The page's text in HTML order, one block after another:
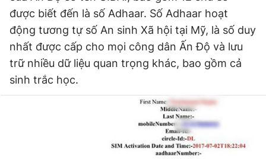
Tổng biên tập: Nguyễn Ngọc Toàn
Phó tổng biên tập thường trực: Hải Thành
Phó tổng biên tập: Lâm Hiếu Dũng
Phó tổng biên tập: Trần Việt Hưng
Tổng thư ký tòa soạn: Đức Trung
Giấy phép xuất bản số 110/GP - BTTTT cấp ngày 24.3.2020
© 2003-2026 Bản quyền thuộc về Báo Thanh Niên. Cấm sao
chép dưới mọi hình thức nếu không có sự chấp thuận bằng văn
bản. Phát triển bởi ePi Technologies, JSC.
được biết đến là số Adhaar. Số Adhaar hoạt
động tương tự số An sinh Xã hội tại Mỹ, là số duy
nhất được cấp cho mọi công dân Ấn Độ và lưu
trữ nhiều dữ liệu quan trọng khác, bao gồm cả
sinh trắc học.